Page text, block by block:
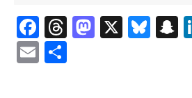
Facebook
Threads
X
Email